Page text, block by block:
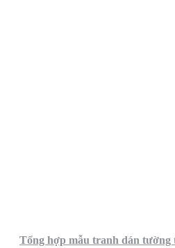
Tổng hợp mẫu tranh dán tường